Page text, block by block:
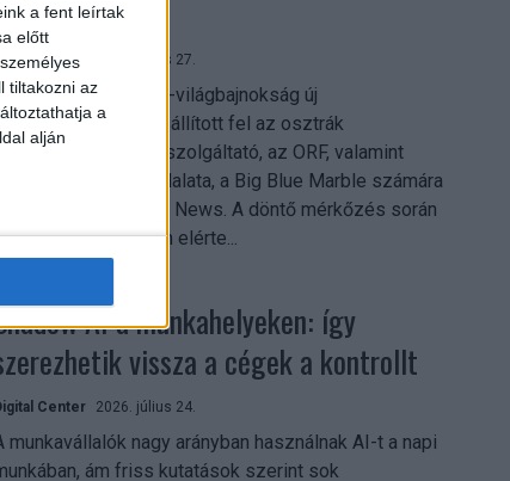
a fent leírtak
előtt
tiltakozni az
a
alján
vitt
Center 2026. július 27.
2026-os labdarúgó-világbajnokság új
állított fel az osztrák
közszolgálati műsorszolgáltató, az ORF, valamint
technológiai leányvállalata, a Big Blue Marble számára
– írja a Broadband TV News. A döntő mérkőzés során
átlagos nézőszám elérte...
AI a munkahelyeken: így
vissza a cégek a kontrollt
Center 2026. július 24.
munkavállalók nagy arányban használnak AI-t a napi
ám friss kutatások szerint sok